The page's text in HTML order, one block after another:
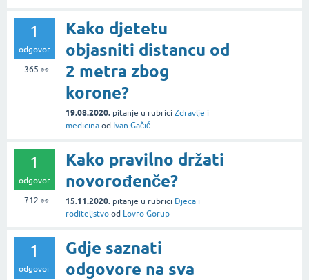
1
odgovor
365 👀
Kako djetetu
objasniti distancu od
2 metra zbog
korone?
19.08.2020. pitanje u rubrici Zdravlje i
medicina od Ivan Gačić
1
odgovor
712 👀
Kako pravilno držati
novorođenče?
15.11.2020. pitanje u rubrici Djeca i
roditeljstvo od Lovro Gorup
1
odgovor
Gdje saznati
odgovore na sva